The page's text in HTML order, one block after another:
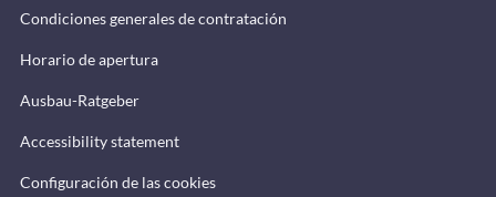
Condiciones generales de contratación
Horario de apertura
Ausbau-Ratgeber
Accessibility statement
Configuración de las cookies